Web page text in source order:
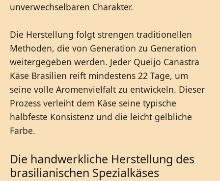
unverwechselbaren Charakter.
Die Herstellung folgt strengen traditionellen
Methoden, die von Generation zu Generation
weitergegeben werden. Jeder Queijo Canastra
Käse Brasilien reift mindestens 22 Tage, um
seine volle Aromenvielfalt zu entwickeln. Dieser
Prozess verleiht dem Käse seine typische
halbfeste Konsistenz und die leicht gelbliche
Farbe.
Die handwerkliche Herstellung des
brasilianischen Spezialkäses